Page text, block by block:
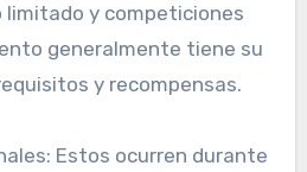
y competiciones
generalmente tiene su
y recompensas.
Estos ocurren durante